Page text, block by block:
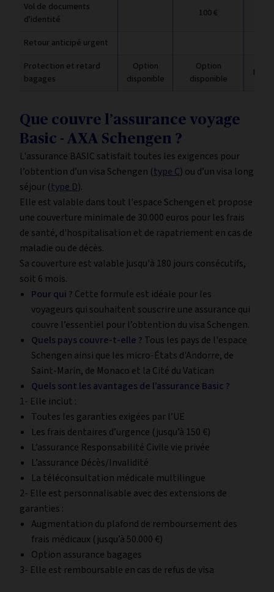
Vol de documents
d'identité
100 €
Retour anticipé urgent
Protection et retard
bagages
Option
disponible
Option
disponible
Que couvre l’assurance voyage
Basic - AXA Schengen ?
L'assurance BASIC satisfait toutes les exigences pour
l’obtention d’un visa Schengen (type C) ou d’un visa long
séjour (type D).
Elle est valable dans tout l'espace Schengen et propose
une couverture minimale de 30.000 euros pour les frais
de santé, d'hospitalisation et de rapatriement en cas de
maladie ou de décès.
Sa couverture est valable jusqu'à 180 jours consécutifs,
soit 6 mois.
Pour qui ? Cette formule est idéale pour les
voyageurs qui souhaitent souscrire une assurance qui
couvre l’essentiel pour l’obtention du visa Schengen.
Quels pays couvre-t-elle ? Tous les pays de l'espace
Schengen ainsi que les micro-États d'Andorre, de
Saint-Marin, de Monaco et la Cité du Vatican
Quels sont les avantages de l’assurance Basic ?
1- Elle inclut :
Toutes les garanties exigées par l’UE
Les frais dentaires d’urgence (jusqu’à 150 €)
L’assurance Responsabilité Civile vie privée
L’assurance Décès/Invalidité
La téléconsultation médicale multilingue
2- Elle est personnalisable avec des extensions de
garanties :
Augmentation du plafond de remboursement des
frais médicaux (jusqu’à 50.000 €)
Option assurance bagages
3- Elle est remboursable en cas de refus de visa